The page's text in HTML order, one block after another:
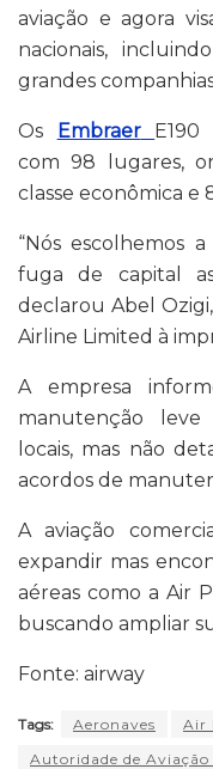
aviação e agora
nacionais,
grandes
Os Embraer
E190
com 98 lugares,
classe econômica e
“Nós escolhemos
fuga de capital
declarou Abel
Airline Limited à
A empresa
manutenção leve
locais, mas não
acordos de
A aviação
expandir mas
aéreas como a Air
buscando ampliar
Fonte: airway
Tags: Aeronaves
Air
Autoridade de Aviação